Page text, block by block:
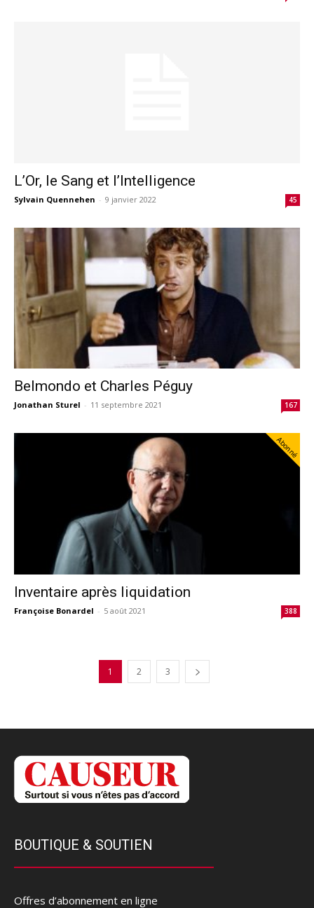
L’Or, le Sang et l’Intelligence
Sylvain Quennehen - 9 janvier 2022 45
Belmondo et Charles Péguy
Jonathan Sturel - 11 septembre 2021 167
Abonné
Inventaire après liquidation
Françoise Bonardel - 5 août 2021 388
1 2 3
BOUTIQUE & SOUTIEN
Offres d’abonnement en ligne